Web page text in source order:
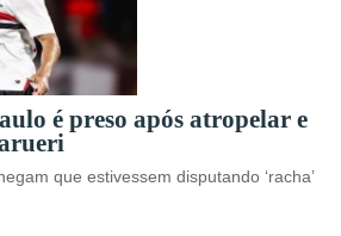
é preso após atropelar e
que estivessem disputando ‘racha’